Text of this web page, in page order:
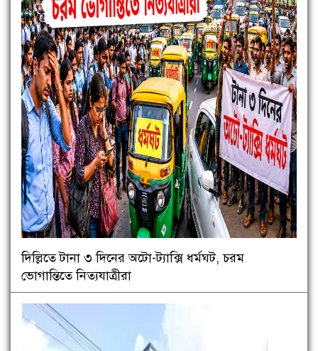
দিল্লিতে টানা ৩ দিনের অটো-ট্যাক্সি ধর্মঘট, চরম
ভোগান্তিতে নিত্যযাত্রীরা